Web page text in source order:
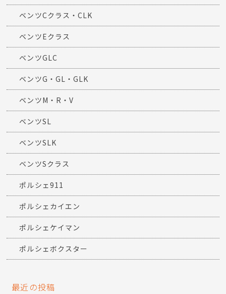
ベンツCクラス・CLK
ベンツEクラス
ベンツGLC
ベンツG・GL・GLK
ベンツM・R・V
ベンツSL
ベンツSLK
ベンツSクラス
ポルシェ911
ポルシェカイエン
ポルシェケイマン
ポルシェボクスター
最近の投稿